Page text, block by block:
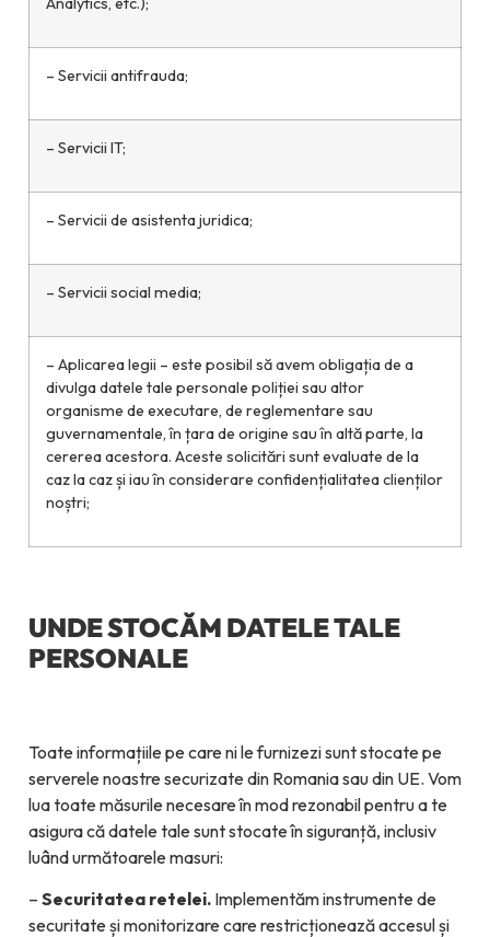
– Servicii antifrauda;
– Servicii IT;
– Servicii de asistenta juridica;
– Servicii social media;
– Aplicarea legii – este posibil să avem obligația de a
divulga datele tale personale poliției sau altor
organisme de executare, de reglementare sau
guvernamentale, în țara de origine sau în altă parte, la
cererea acestora. Aceste solicitări sunt evaluate de la
caz la caz și iau în considerare confidențialitatea clienților
noștri;
UNDE STOCĂM DATELE TALE
PERSONALE
Toate informațiile pe care ni le furnizezi sunt stocate pe
serverele noastre securizate din Romania sau din UE. Vom
lua toate măsurile necesare în mod rezonabil pentru a te
asigura că datele tale sunt stocate în siguranță, inclusiv
luând următoarele masuri:
– Securitatea retelei. Implementăm instrumente de
securitate și monitorizare care restricționează accesul și